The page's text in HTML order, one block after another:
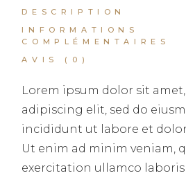
DESCRIPTION
INFORMATIONS
COMPLÉMENTAIRES
AVIS (0)
Lorem ipsum dolor sit
adipiscing elit, sed do
incididunt ut labore et
Ut enim ad minim veniam,
exercitation ullamco